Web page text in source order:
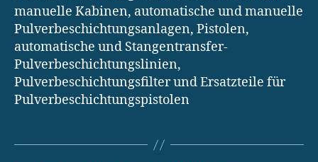
manuelle Kabinen, automatische und manuelle
Pulverbeschichtungsanlagen, Pistolen,
automatische und Stangentransfer-
Pulverbeschichtungslinien,
Pulverbeschichtungsfilter und Ersatzteile für
Pulverbeschichtungspistolen